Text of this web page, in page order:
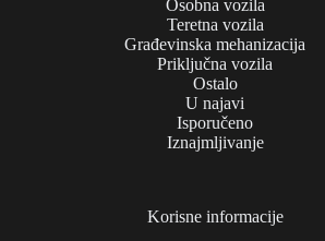
Osobna vozila
Teretna vozila
Građevinska mehanizacija
Priključna vozila
Ostalo
U najavi
Isporučeno
Iznajmljivanje
Korisne informacije